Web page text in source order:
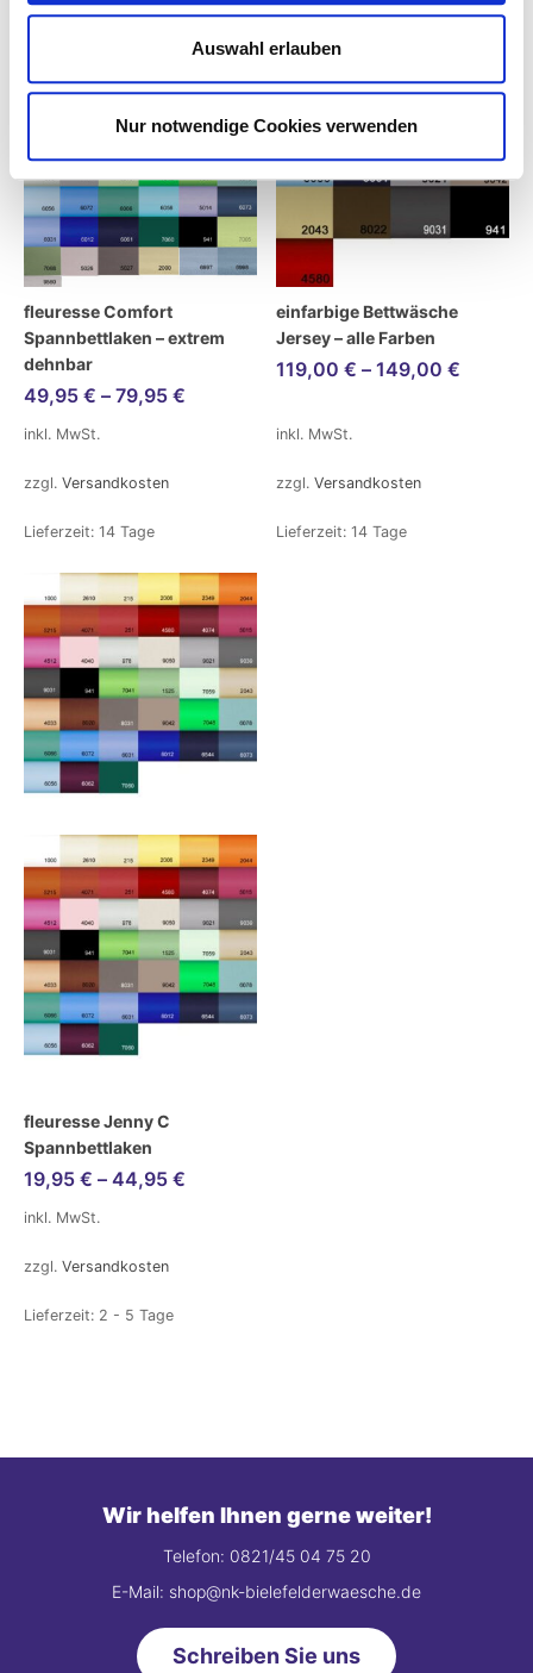
Auswahl erlauben
Nur notwendige Cookies verwenden
fleuresse Comfort
Spannbettlaken – extrem
dehnbar
49,95 € – 79,95 €
inkl. MwSt.
zzgl. Versandkosten
Lieferzeit: 14 Tage
einfarbige Bettwäsche
Jersey – alle Farben
119,00 € – 149,00 €
inkl. MwSt.
zzgl. Versandkosten
Lieferzeit: 14 Tage
fleuresse Jenny C
Spannbettlaken
19,95 € – 44,95 €
inkl. MwSt.
zzgl. Versandkosten
Lieferzeit: 2 - 5 Tage
Wir helfen Ihnen gerne weiter!
Telefon: 0821/45 04 75 20
E-Mail: shop@nk-bielefelderwaesche.de
Schreiben Sie uns